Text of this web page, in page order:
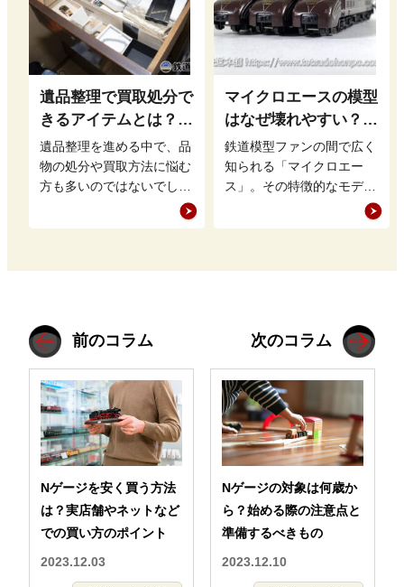
遺品整理で買取処分で
きるアイテムとは？鉄
道グッズを高く売るポ
イントも
遺品整理を進める中で、品
物の処分や買取方法に悩む
方も多いのではないでしょ
うか。特に、まだ価値のあ
る品物は適切に買取に出す
マイクロエースの模型
はなぜ壊れやすい？｜
特徴と対策を解説
鉄道模型ファンの間で広く
知られる「マイクロエー
ス」。その特徴的なモデル
展開や緻密なディテールが
魅力ですが、「壊れやす
前のコラム
Nゲージを安く買う方法
は？実店舗やネットなど
での買い方のポイント
2023.12.03
次のコラム
Nゲージの対象は何歳か
ら？始める際の注意点と
準備するべきもの
2023.12.10